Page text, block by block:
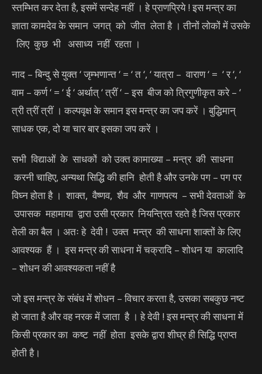
स्तम्भित कर देता है, इसमें सन्देह नहीं । हे प्राणप्रिये ! इस मन्त्र का
ज्ञाता कामदेव के समान जगत् को जीत लेता है । तीनों लोकों में उसके
लिए कुछ भी असाध्य नहीं रहता ।
नाद – बिन्दु से युक्त ‘ जृम्भणान्त ‘ = ‘ त ‘, ‘ यात्रा – वाराण ‘ = ‘ र ‘, ‘
वाम – कर्ण ‘ = ‘ ई ‘ अर्थात् ‘ त्रीं ‘ – इस बीज को त्रिगुणीकृत करे – ‘
त्री त्रीं त्रीं । कल्पवृक्ष के समान इस मन्त्र का जप करें । बुद्धिमान्
साधक एक, दो या चार बार इसका जप करें ।
सभी विद्याओं के साधकों को उक्त कामाख्या – मन्त्र की साधना
करनी चाहिए, अन्यथा सिद्धि की हानि होती है और उनके पग – पग पर
विघ्न होता है । शाक्त, वैष्णव, शैव और गाणपत्य – सभी देवताओं के
उपासक महामाया द्वारा उसी प्रकार नियन्त्रित रहते है जिस प्रकार
तेली का बैल । अतः हे देवी ! उक्त मन्त्र की साधना शाक्तों के लिए
आवश्यक हैं । इस मन्त्र की साधना में चक्रादि – शोधन या कालादि
– शोधन की आवश्यकता नहीं है
जो इस मन्त्र के संबंध में शोधन – विचार करता है, उसका सबकुछ नष्ट
हो जाता है और वह नरक में जाता है । हे देवी ! इस मन्त्र की साधना में
किसी प्रकार का कष्ट नहीं होता इसके द्वारा शीघ्र ही सिद्धि प्राप्त
होती है।